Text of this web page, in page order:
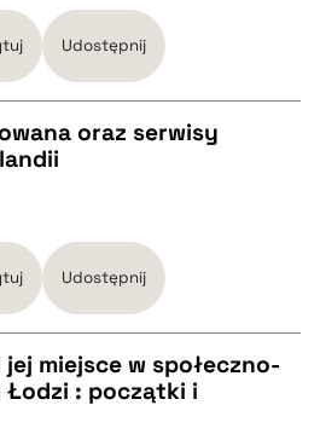
Udostępnij
oraz serwisy
Udostępnij
miejsce w społeczno-
: początki i